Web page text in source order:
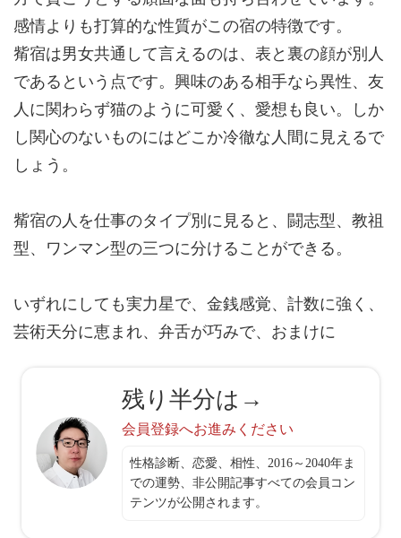
感情よりも打算的な性質がこの宿の特徴です。
觜宿は男女共通して言えるのは、 表と裏の顔が別人
であるという点です。興味のある相手なら異性、友
人に関わらず猫のように可愛く、愛想も良い。しか
し関心のないものにはどこか冷徹な人間に見えるで
しょう。
觜宿の人を仕事のタイプ別に見ると、 闘志型、教祖
型、ワンマン型の三つに分けることができる。
いずれにしても実力星で、金銭感覚、計数に強く、
芸術天分に恵まれ、弁舌が巧みで、おまけに
残り半分は→
会員登録へお進みください
性格診断、恋愛、相性、2016～2040年ま
での運勢、非公開記事すべての会員コン
テンツが公開されます。